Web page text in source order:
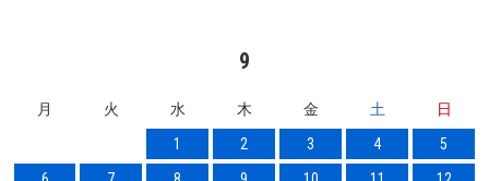
9
月 火 水 木 金 土
日
1
2 3 4
5